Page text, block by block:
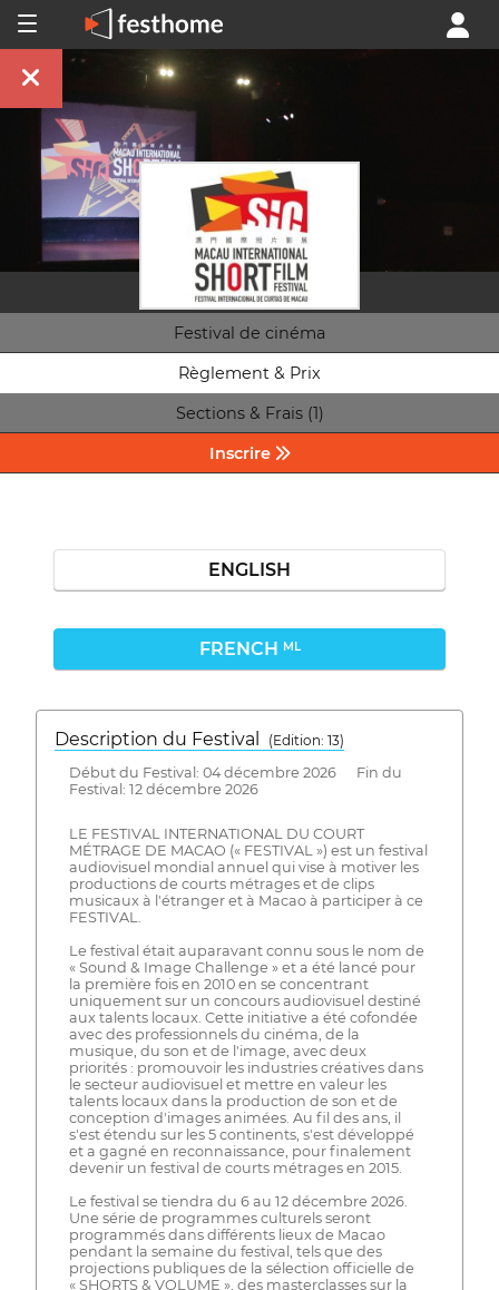
Festival de cinéma
Règlement & Prix
Sections & Frais (1)
Inscrire
ENGLISH
FRENCH ML
Description du Festival
( Edition: 13)
Début du Festival: 04 décembre 2026 Fin du
Festival: 12 décembre 2026
LE FESTIVAL INTERNATIONAL DU COURT
MÉTRAGE DE MACAO (« FESTIVAL ») est un festival
audiovisuel mondial annuel qui vise à motiver les
productions de courts métrages et de clips
musicaux à l'étranger et à Macao à participer à ce
FESTIVAL.
Le festival était auparavant connu sous le nom de
« Sound & Image Challenge » et a été lancé pour
la première fois en 2010 en se concentrant
uniquement sur un concours audiovisuel destiné
aux talents locaux. Cette initiative a été cofondée
avec des professionnels du cinéma, de la
musique, du son et de l'image, avec deux
priorités : promouvoir les industries créatives dans
le secteur audiovisuel et mettre en valeur les
talents locaux dans la production de son et de
conception d'images animées. Au fil des ans, il
s'est étendu sur les 5 continents, s'est développé
et a gagné en reconnaissance, pour finalement
devenir un festival de courts métrages en 2015.
Le festival se tiendra du 6 au 12 décembre 2026.
Une série de programmes culturels seront
programmés dans différents lieux de Macao
pendant la semaine du festival, tels que des
projections publiques de la sélection officielle de
« SHORTS & VOLUME », des masterclasses sur la